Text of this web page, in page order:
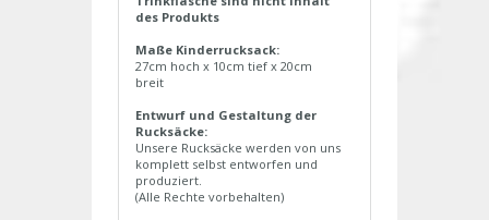
des Produkts
Maße Kinderrucksack:
27cm hoch x 10cm tief x 20cm
breit
Entwurf und Gestaltung der
Rucksäcke:
Unsere Rucksäcke werden von uns
komplett selbst entworfen und
produziert.
(Alle Rechte vorbehalten)